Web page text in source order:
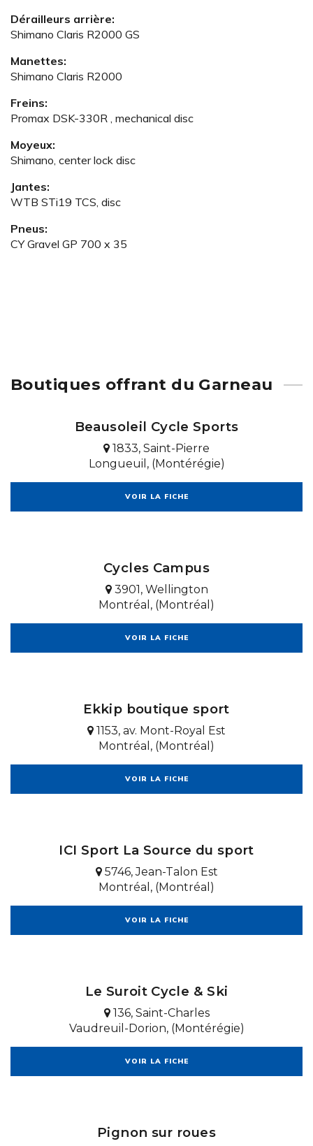
Dérailleurs arrière:
Shimano Claris R2000 GS
Manettes:
Shimano Claris R2000
Freins:
Promax DSK-330R , mechanical disc
Moyeux:
Shimano, center lock disc
Jantes:
WTB STi19 TCS, disc
Pneus:
CY Gravel GP 700 x 35
Boutiques offrant du Garneau
Beausoleil Cycle Sports
1833, Saint-Pierre
Longueuil, (Montérégie)
VOIR LA FICHE
Cycles Campus
3901, Wellington
Montréal, (Montréal)
VOIR LA FICHE
Ekkip boutique sport
1153, av. Mont-Royal Est
Montréal, (Montréal)
VOIR LA FICHE
ICI Sport La Source du sport
5746, Jean-Talon Est
Montréal, (Montréal)
VOIR LA FICHE
Le Suroit Cycle & Ski
136, Saint-Charles
Vaudreuil-Dorion, (Montérégie)
VOIR LA FICHE
Pignon sur roues